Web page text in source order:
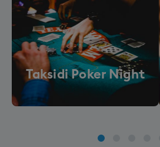
Taksidi Poker Night